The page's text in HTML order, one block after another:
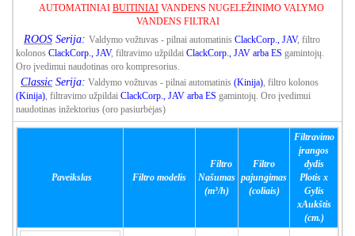
AUTOMATINIAI BUITINIAI VANDENS NUGELEŽINIMO VALYMO
VANDENS FILTRAI
ROOS Serija: Valdymo vožtuvas - pilnai automatinis ClackCorp., JAV, filtro
kolonos ClackCorp., JAV, filtravimo užpildai ClackCorp., JAV arba ES gamintojų.
Oro įvedimui naudotinas oro kompresorius.
Classic Serija: Valdymo vožtuvas - pilnai automatinis (Kinija), filtro kolonos
(Kinija), filtravimo užpildai ClackCorp., JAV arba ES gamintojų. Oro įvedimui
naudotinas inžektorius (oro pasiurbėjas)
Paveikslas Filtro modelis
Filtro
Našumas
(m³/h)
Filtro
pajungimas
(coliais)
Filtravimo
įrangos
dydis
Plotis x
Gylis
xAukštis
(cm.)